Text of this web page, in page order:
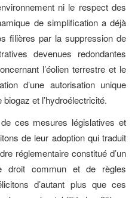
ni le respect des
de simplification a déjà
filières par la suppression de
devenues redondantes
l’éolien terrestre et le
d’une autorisation unique
et l’hydroélectricité.
ces mesures législatives et
de leur adoption qui traduit
réglementaire constitué d’un
droit commun et de règles
d’autant plus que ces